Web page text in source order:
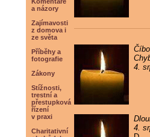
a názory
Zajímavosti
z domova i
ze světa
Příběhy a
fotografie
Zákony
Stížnosti,
trestní a
přestupková
řízení
v praxi
Charitativní
4.
4.